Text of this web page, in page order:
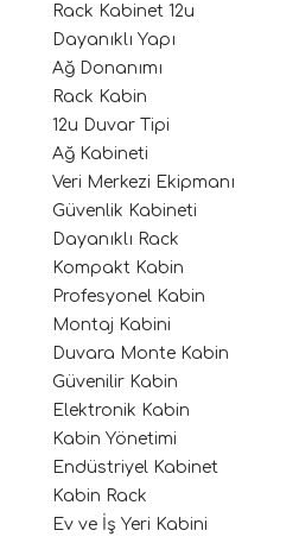
Rack Kabinet 12u
Dayanıklı Yapı
Ağ Donanımı
Rack Kabin
12u Duvar Tipi
Ağ Kabineti
Veri Merkezi Ekipmanı
Güvenlik Kabineti
Dayanıklı Rack
Kompakt Kabin
Profesyonel Kabin
Montaj Kabini
Duvara Monte Kabin
Güvenilir Kabin
Elektronik Kabin
Kabin Yönetimi
Endüstriyel Kabinet
Kabin Rack
Ev ve İş Yeri Kabini